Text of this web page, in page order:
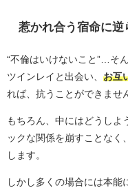
惹かれ合う宿命に逆
“不倫はいけないこと”…そ
ツインレイと出会い、 お互
れば、抗うことができませ
もちろん、中にはどうしよ
ックな関係を崩すことなく
します。
しかし多くの場合には本能